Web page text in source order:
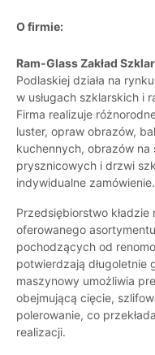
O firmie:
Ram-Glass Zakład
Podlaskiej działa na
w usługach szklarskich i
Firma realizuje
luster, opraw obrazów,
kuchennych, obrazów
prysznicowych i drzwi
indywidualne zamówienie.
Przedsiębiorstwo
oferowanego
pochodzących od
potwierdzają długoletnie
maszynowy umożliwia
obejmującą cięcie,
polerowanie, co
realizacji.